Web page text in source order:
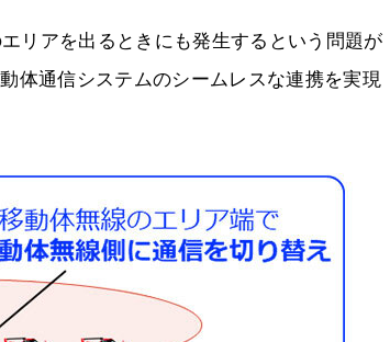
リアを出るときにも発生するという問題が
体通信システムのシームレスな連携を実現